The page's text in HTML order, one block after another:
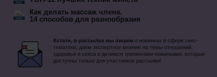
Как делать массаж члена.
14 способов для разнообразия
Кстати, в рассылке мы пишем о новинках в сфере секс-
тематики, даем экспертное мнение на темы отношений,
здоровья и секса и делимся тренингами-новинками, которые
доступны только для участников рассылки!